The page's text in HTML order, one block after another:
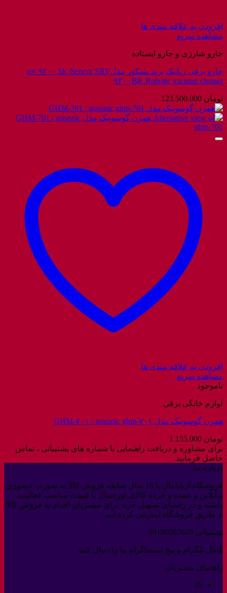
افزودن به علاقه مندی ها
مشاهده سریع
جارو شارژی و جارو ایستاده
جارو برقی رباتیک برند سنکور مدلsrv ۹۲۰۰ bk /Sencor SRV
۹۲۰۰BK Robotic vacuum cleaner
تومان
افزودن به علاقه مندی ها
مشاهده سریع
ناموجود
لوازم خانگی برقی
همزن گوسونیک مدل GHM-۷۰۱ / gosonic ghm-۷۰۱
تومان
برای مشاوره و دریافت راهنمایی با شماره های پشتیبانی ، تماس
حاصل فرمایید.
درباره ما
فروشگاه آربابامال با 16 سال سابقه فروش کالا به صورت حضوری
و آنلاین و عمده و خرده کالای اورجینال با قیمت مناسب فعالیت
داشته و در راستای تسهیل خرید برای مشتریان اقدام به فروش کالا
از طریق فروشگاه اینترنتی کرده ایم.
پشتیبانی 09186567620
کانال تلگرام و پیج اینستاگرام ما را دنبال کنید.
راهنمای مشتریان
25